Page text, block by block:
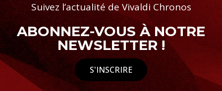
Suivez l’actualité de Vivaldi Chronos
ABONNEZ-VOUS À NOTRE
NEWSLETTER !
S'INSCRIRE